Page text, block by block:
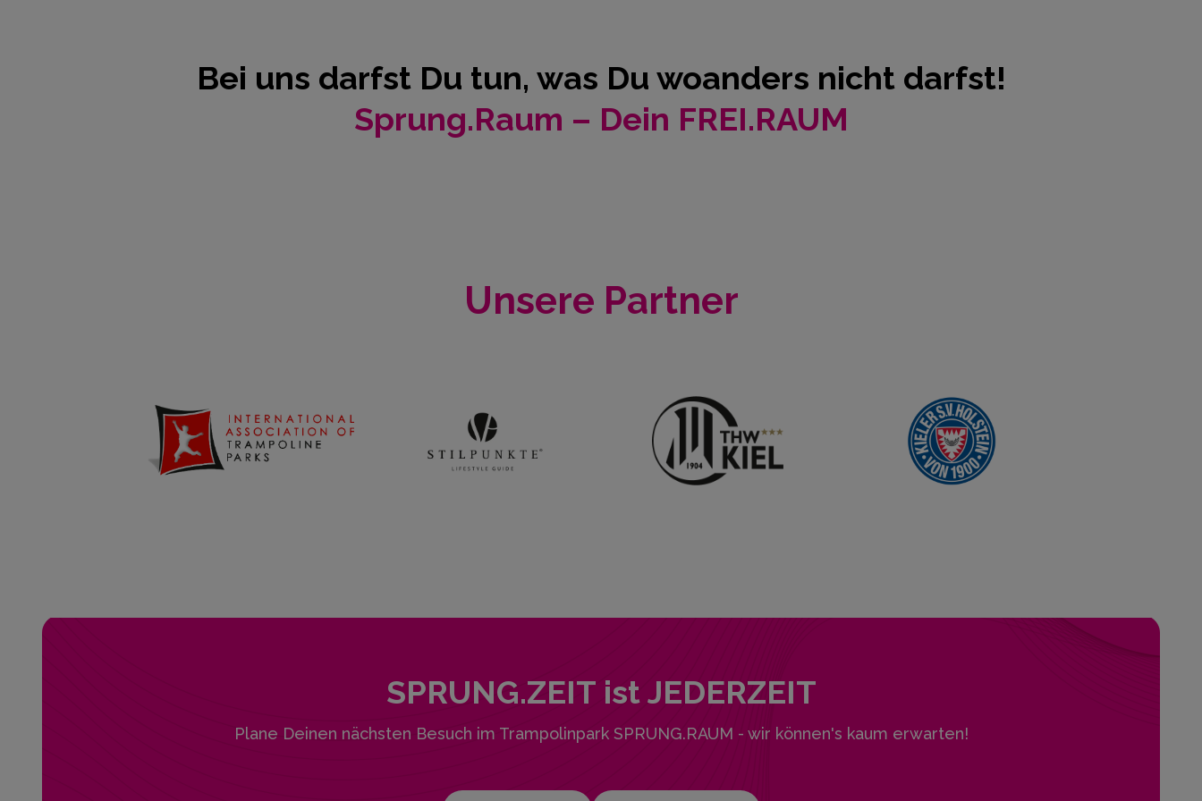
Bei uns darfst Du tun, was Du woanders nicht darfst!
Sprung.Raum – Dein FREI.RAUM
Unsere Partner
SPRUNG.ZEIT ist JEDERZEIT
Plane Deinen nächsten Besuch im Trampolinpark SPRUNG.RAUM - wir können's kaum erwarten!